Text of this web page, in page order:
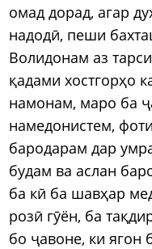
омад дорад, агар
надодӣ, пеши
Волидонам аз
қадами хостгорҳо
намонам, маро ба
намедонистем,
бародарам дар
будам ва аслан
ба кӣ ба шавҳар
розӣ гӯён, ба
бо ҷавоне, ки ягон